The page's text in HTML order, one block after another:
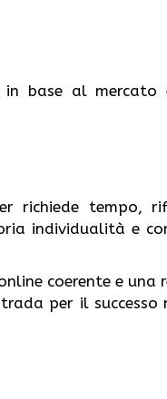
base al mercato
richiede tempo,
individualità e
coerente e una
per il successo